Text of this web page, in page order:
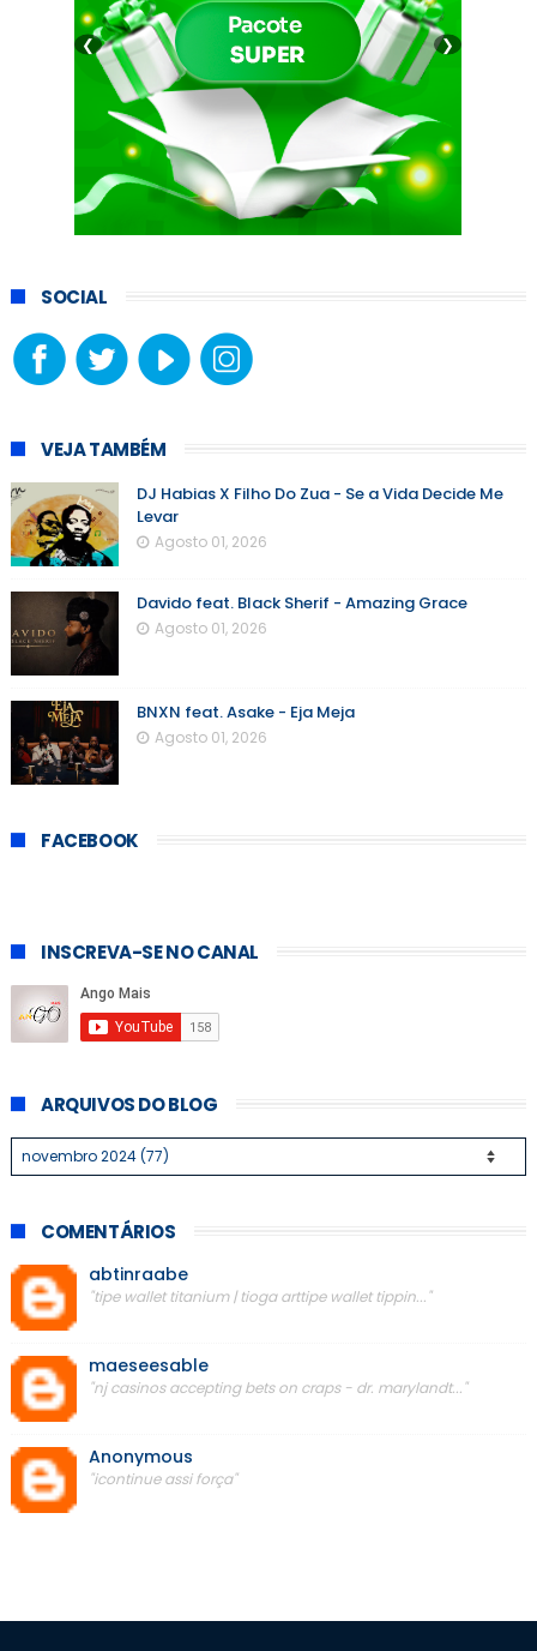
❮ ❯
SOCIAL
VEJA TAMBÉM
DJ Habias X Filho Do Zua - Se a Vida Decide Me
Levar
Agosto 01, 2026
Davido feat. Black Sherif - Amazing Grace
Agosto 01, 2026
BNXN feat. Asake - Eja Meja
Agosto 01, 2026
FACEBOOK
INSCREVA-SE NO CANAL
ARQUIVOS DO BLOG
COMENTÁRIOS
abtinraabe
"tipe wallet titanium | tioga arttipe wallet tippin..."
maeseesable
"nj casinos accepting bets on craps - dr. marylandt..."
Anonymous
"icontinue assi força"